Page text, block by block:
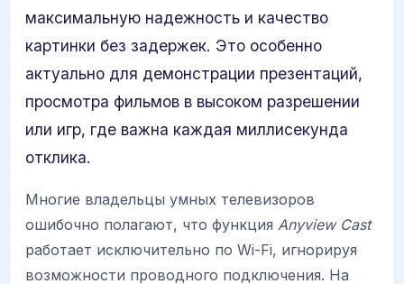
максимальную надежность и качество
картинки без задержек. Это особенно
актуально для демонстрации презентаций,
просмотра фильмов в высоком разрешении
или игр, где важна каждая миллисекунда
отклика.
Многие владельцы умных телевизоров
ошибочно полагают, что функция Anyview Cast
работает исключительно по Wi-Fi, игнорируя
возможности проводного подключения. На